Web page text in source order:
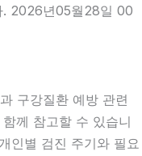
. 2026년05월28일 00
구강질환 예방 관련
께 참고할 수 있습니
인별 검진 주기와 필요